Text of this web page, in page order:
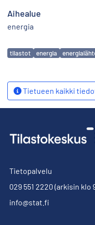
Aihealue
energia
Avainsanat
tilastot energia
Tietueen kaikki
Tietopalvelu
029 551 2220 (arkisin klo
info@stat.fi